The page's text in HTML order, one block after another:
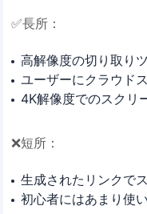
✅長所：
高解像度の切り取り
ユーザーにクラウド
4K解像度でのスクリ
❌短所：
生成されたリンクで
初心者にはあまり使